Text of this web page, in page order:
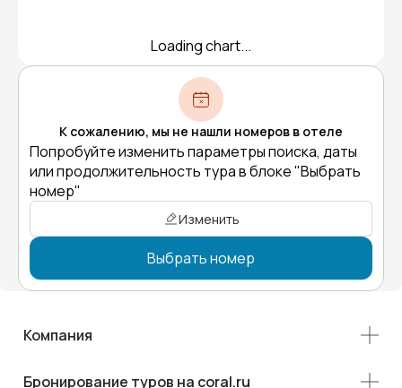
Loading chart...
К сожалению, мы не нашли номеров в отеле
Попробуйте изменить параметры поиска, даты
или продолжительность тура в блоке "Выбрать
номер"
Изменить
Выбрать номер
Компания
Бронирование туров на coral.ru